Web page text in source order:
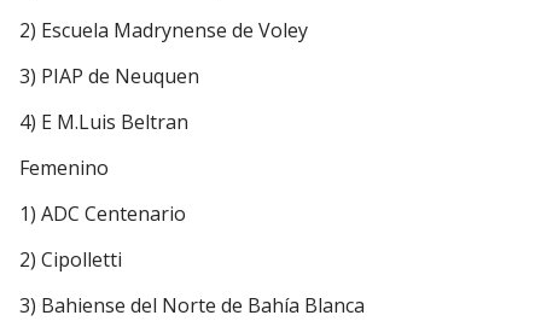
2) Escuela Madrynense de Voley
3) PIAP de Neuquen
4) E M.Luis Beltran
Femenino
1) ADC Centenario
2) Cipolletti
3) Bahiense del Norte de Bahía Blanca